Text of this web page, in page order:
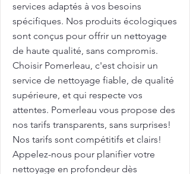
services adaptés à vos besoins
spécifiques. Nos produits écologiques
sont conçus pour offrir un nettoyage
de haute qualité, sans compromis.
Choisir Pomerleau, c'est choisir un
service de nettoyage fiable, de qualité
supérieure, et qui respecte vos
attentes. Pomerleau vous propose des
nos tarifs transparents, sans surprises!
Nos tarifs sont compétitifs et clairs!
Appelez-nous pour planifier votre
nettoyage en profondeur dès